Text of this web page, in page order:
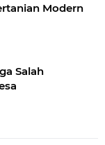
Modern
Salah